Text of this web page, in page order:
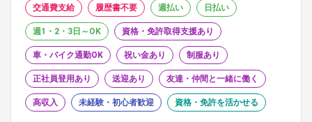
交通費支給 履歴書不要 週払い 日払い
週1・2・3日～OK 資格・免許取得支援あり
車・バイク通勤OK 祝い金あり 制服あり
正社員登用あり 送迎あり 友達・仲間と一緒に働く
高収入 未経験・初心者歓迎 資格・免許を活かせる